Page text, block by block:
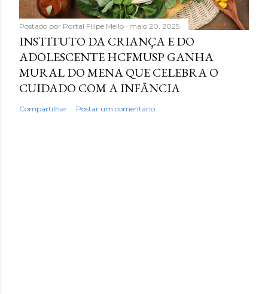
Postado por Portal Filipe Mello maio 20, 2025
INSTITUTO DA CRIANÇA E DO
ADOLESCENTE HCFMUSP GANHA
MURAL DO MENA QUE CELEBRA O
CUIDADO COM A INFÂNCIA
Compartilhar Postar um comentário